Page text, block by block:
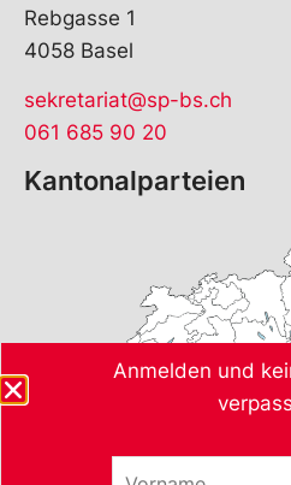
Rebgasse 1
4058 Basel
sekretariat@sp-bs.ch
061 685 90 20
Kantonalparteien
Anmelden und
*